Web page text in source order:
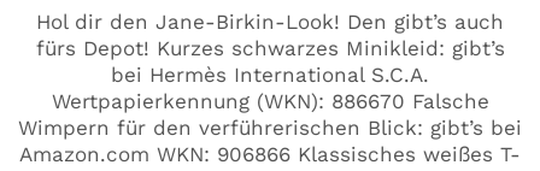
Hol dir den Jane-Birkin-Look! Den gibt’s auch
fürs Depot! Kurzes schwarzes Minikleid: gibt’s
bei Hermès International S.C.A.
Wertpapierkennung (WKN): 886670 Falsche
Wimpern für den verführerischen Blick: gibt’s bei
Amazon.com WKN: 906866 Klassisches weißes T-